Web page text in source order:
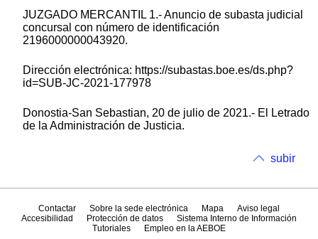
JUZGADO MERCANTIL 1.- Anuncio de subasta judicial
concursal con número de identificación
2196000000043920.
Dirección electrónica: https://subastas.boe.es/ds.php?
id=SUB-JC-2021-177978
Donostia-San Sebastian, 20 de julio de 2021.- El Letrado
de la Administración de Justicia.
subir
Contactar Sobre la sede electrónica Mapa
Aviso legal
Accesibilidad
Protección de datos
Sistema Interno de Información
Tutoriales
Empleo en la AEBOE